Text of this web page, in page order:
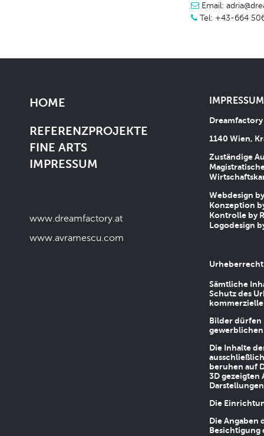
Email:
Tel: +43-664
HOME
REFERENZPROJEKTE
FINE ARTS
IMPRESSUM
www.dreamfactory.at
www.avramescu.com
1140 Wien,
Zuständige
Webdesign
Konzeption
Kontrolle by
Logodesign
Urheberrecht
Sämtliche
Schutz des
Bilder dürfen
Die Inhalte
beruhen auf
3D gezeigten
Die
Die
Besichtigung